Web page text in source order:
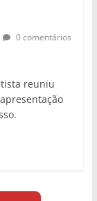
0 comentários
reuniu